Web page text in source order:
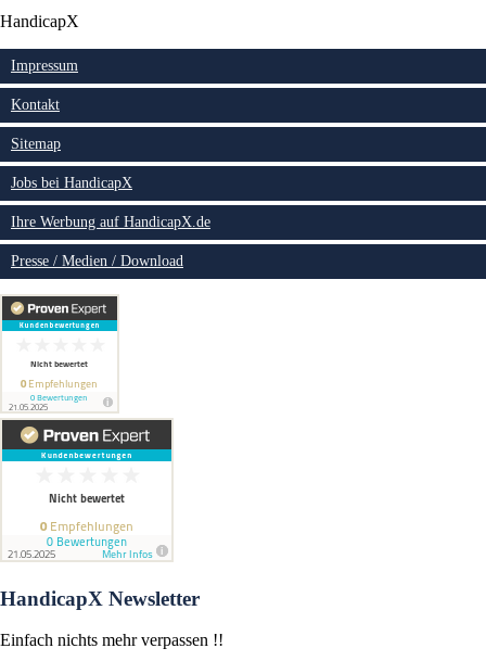
HandicapX
Impressum
Kontakt
Sitemap
Jobs bei HandicapX
Ihre Werbung auf HandicapX.de
Presse / Medien / Download
HandicapX Newsletter
Einfach nichts mehr verpassen !!